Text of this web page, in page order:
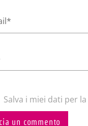
Salva i miei dati per